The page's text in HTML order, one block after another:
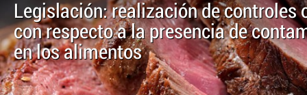
Legislación: realización de controles
con respecto a la presencia de
en los alimentos